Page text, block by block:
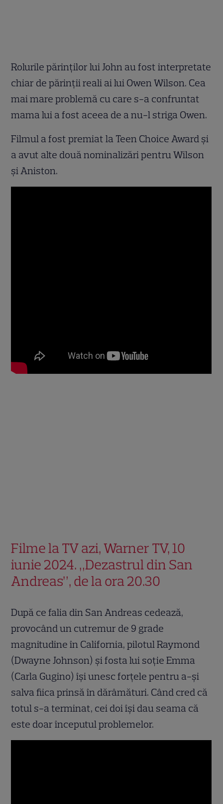
Rolurile părinţilor lui John au fost interpretate
chiar de părinţii reali ai lui Owen Wilson. Cea
mai mare problemă cu care s-a confruntat
mama lui a fost aceea de a nu-l striga Owen.
Filmul a fost premiat la Teen Choice Award şi
a avut alte două nominalizări pentru Wilson
şi Aniston.
Filme la TV azi, Warner TV, 10
iunie 2024. „Dezastrul din San
Andreas”, de la ora 20.30
După ce falia din San Andreas cedează,
provocând un cutremur de 9 grade
magnitudine în California, pilotul Raymond
(Dwayne Johnson) şi fosta lui soţie Emma
(Carla Gugino) îşi unesc forţele pentru a-şi
salva fiica prinsă în dărâmături. Când cred că
totul s-a terminat, cei doi îşi dau seama că
este doar începutul problemelor.